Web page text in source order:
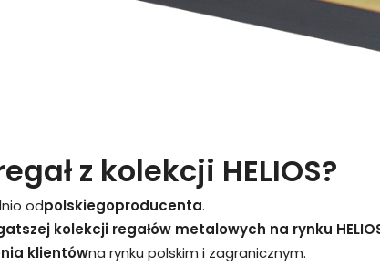
z kolekcji HELIOS?
odpolskiegoproducenta.
kolekcji regałów metalowych na rynku
klientówna rynku polskim i zagranicznym.